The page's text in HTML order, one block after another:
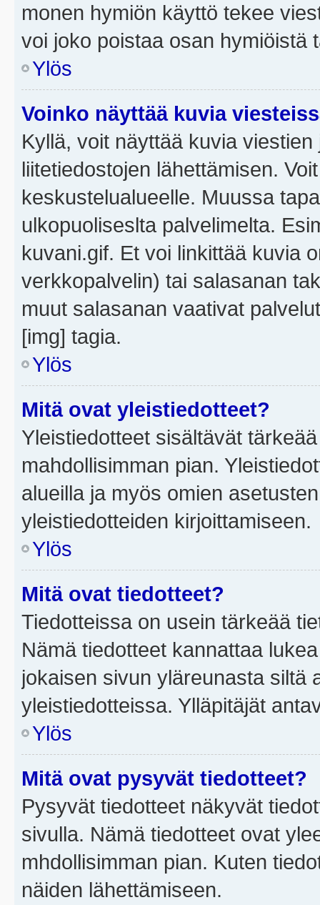
monen hymiön käyttö tekee
voi joko poistaa osan hymiöistä
Ylös
Voinko näyttää kuvia
Kyllä, voit näyttää kuvia
liitetiedostojen lähettämisen.
keskustelualueelle. Muussa
ulkopuoliseslta palvelimelta.
kuvani.gif. Et voi linkittää kuvia
verkkopalvelin) tai salasanan
muut salasanan vaativat
[img] tagia.
Ylös
Mitä ovat yleistiedotteet?
Yleistiedotteet sisältävät
mahdollisimman pian.
alueilla ja myös omien
yleistiedotteiden kirjoittamiseen.
Ylös
Mitä ovat tiedotteet?
Tiedotteissa on usein tärkeää
Nämä tiedotteet kannattaa
jokaisen sivun yläreunasta siltä
yleistiedotteissa. Ylläpitäjät
Ylös
Mitä ovat pysyvät tiedotteet?
Pysyvät tiedotteet näkyvät
sivulla. Nämä tiedotteet ovat
mhdollisimman pian. Kuten
näiden lähettämiseen.